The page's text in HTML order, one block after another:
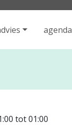
agenda
tot 01:00